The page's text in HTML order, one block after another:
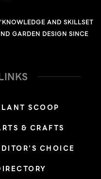
AND SKILLSET
GARDEN DESIGN SINCE
SCOOP
& CRAFTS
CHOICE